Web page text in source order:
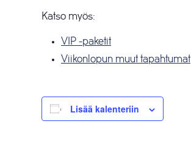
Katso myös:
VIP -paketit
Viikonlopun muut tapahtumat
Lisää kalenteriin